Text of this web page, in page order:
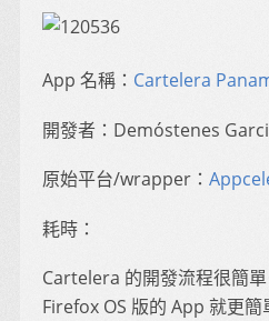
App 名稱： Cartelera
開發者：Demóstenes
原始平台/wrapper：
耗時：
Cartelera 的開發流程很簡
Firefox OS 版的 App 就更